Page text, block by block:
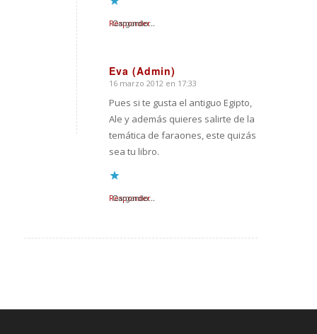
Cargando...
Responder
Eva (Admin)
Dice:
16 marzo 2012 en 17:33
Pues si te gusta el antiguo Egipto,
Ale y además quieres salirte de la
temática de faraones, este quizás
sea tu libro.
Cargando...
Responder